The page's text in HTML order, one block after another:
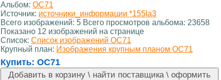
Альбом: OC71
Источник: источники_информации *155la3
Всего изображений: 5 Всего просмотров альбома: 23658
Показано 12 изображений на странице
Список: Список изображений OC71
Крупный план: Изображения крупным планом OC71
Купить: OC71